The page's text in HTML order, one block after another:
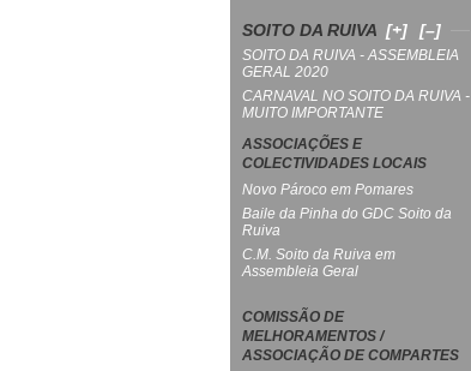
SOITO DA RUIVA [+] [–]
SOITO DA RUIVA - ASSEMBLEIA
GERAL 2020
CARNAVAL NO SOITO DA RUIVA -
MUITO IMPORTANTE
ASSOCIAÇÕES E
COLECTIVIDADES LOCAIS
Novo Pároco em Pomares
Baile da Pinha do GDC Soito da
Ruiva
C.M. Soito da Ruiva em
Assembleia Geral
COMISSÃO DE
MELHORAMENTOS /
ASSOCIAÇÃO DE COMPARTES